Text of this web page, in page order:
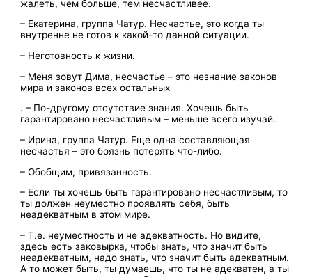
жалеть, чем больше, тем несчастливее.
– Екатерина, группа Чатур. Несчастье, это когда ты
внутренне не готов к какой-то данной ситуации.
– Неготовность к жизни.
– Меня зовут Дима, несчастье – это незнание законов
мира и законов всех остальных
. – По-другому отсутствие знания. Хочешь быть
гарантировано несчастливым – меньше всего изучай.
– Ирина, группа Чатур. Еще одна составляющая
несчастья – это боязнь потерять что-либо.
– Обобщим, привязанность.
– Если ты хочешь быть гарантировано несчастливым, то
ты должен неуместно проявлять себя, быть
неадекватным в этом мире.
– Т.е. неуместность и не адекватность. Но видите,
здесь есть заковырка, чтобы знать, что значит быть
неадекватным, надо знать, что значит быть адекватным.
А то может быть, ты думаешь, что ты не адекватен, а ты